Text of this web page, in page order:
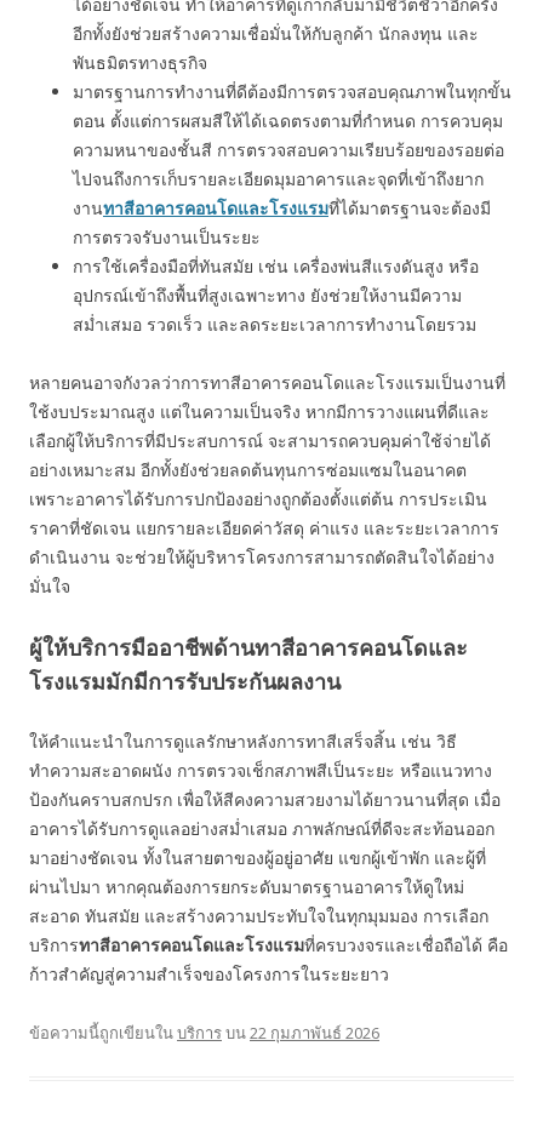
อีกทั้งยังช่วยสร้างความเชื่อมั่นให้กับลูกค้า นักลงทุน และ
พันธมิตรทางธุรกิจ
มาตรฐานการทำงานที่ดีต้องมีการตรวจสอบคุณภาพในทุกขั้น
ตอน ตั้งแต่การผสมสีให้ได้เฉดตรงตามที่กำหนด การควบคุม
ความหนาของชั้นสี การตรวจสอบความเรียบร้อยของรอยต่อ
ไปจนถึงการเก็บรายละเอียดมุมอาคารและจุดที่เข้าถึงยาก
งานทาสีอาคารคอนโดและโรงแรมที่ได้มาตรฐานจะต้องมี
การตรวจรับงานเป็นระยะ
การใช้เครื่องมือที่ทันสมัย เช่น เครื่องพ่นสีแรงดันสูง หรือ
อุปกรณ์เข้าถึงพื้นที่สูงเฉพาะทาง ยังช่วยให้งานมีความ
สม่ำเสมอ รวดเร็ว และลดระยะเวลาการทำงานโดยรวม
หลายคนอาจกังวลว่าการทาสีอาคารคอนโดและโรงแรมเป็นงานที่
ใช้งบประมาณสูง แต่ในความเป็นจริง หากมีการวางแผนที่ดีและ
เลือกผู้ให้บริการที่มีประสบการณ์ จะสามารถควบคุมค่าใช้จ่ายได้
อย่างเหมาะสม อีกทั้งยังช่วยลดต้นทุนการซ่อมแซมในอนาคต
เพราะอาคารได้รับการปกป้องอย่างถูกต้องตั้งแต่ต้น การประเมิน
ราคาที่ชัดเจน แยกรายละเอียดค่าวัสดุ ค่าแรง และระยะเวลาการ
ดำเนินงาน จะช่วยให้ผู้บริหารโครงการสามารถตัดสินใจได้อย่าง
มั่นใจ
ผู้ให้บริการมืออาชีพด้านทาสีอาคารคอนโดและ
โรงแรมมักมีการรับประกันผลงาน
ให้คำแนะนำในการดูแลรักษาหลังการทาสีเสร็จสิ้น เช่น วิธี
ทำความสะอาดผนัง การตรวจเช็กสภาพสีเป็นระยะ หรือแนวทาง
ป้องกันคราบสกปรก เพื่อให้สีคงความสวยงามได้ยาวนานที่สุด เมื่อ
อาคารได้รับการดูแลอย่างสม่ำเสมอ ภาพลักษณ์ที่ดีจะสะท้อนออก
มาอย่างชัดเจน ทั้งในสายตาของผู้อยู่อาศัย แขกผู้เข้าพัก และผู้ที่
ผ่านไปมา หากคุณต้องการยกระดับมาตรฐานอาคารให้ดูใหม่
สะอาด ทันสมัย และสร้างความประทับใจในทุกมุมมอง การเลือก
บริการทาสีอาคารคอนโดและโรงแรมที่ครบวงจรและเชื่อถือได้ คือ
ก้าวสำคัญสู่ความสำเร็จของโครงการในระยะยาว
ข้อความนี้ถูกเขียนในบริการบน22 กุมภาพันธ์ 2026